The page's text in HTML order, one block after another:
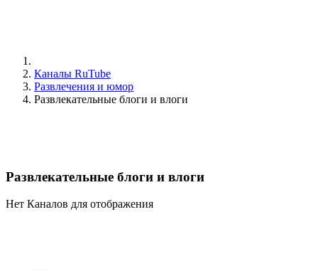
Каналы RuTube
Развлечения и юмор
Развлекательные блоги и влоги
Развлекательные блоги и влоги
Нет Каналов для отображения